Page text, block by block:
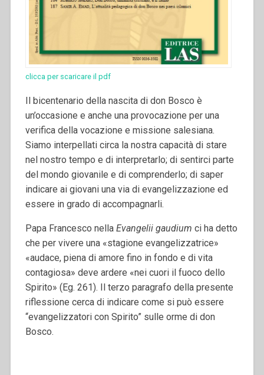
clicca per scaricare il pdf
Il bicentenario della nascita di don Bosco è
un’occasione e anche una provocazione per una
verifica della vocazione e missione salesiana.
Siamo interpellati circa la nostra capacità di stare
nel nostro tempo e di interpretarlo; di sentirci parte
del mondo giovanile e di comprenderlo; di saper
indicare ai giovani una via di evangelizzazione ed
essere in grado di accompagnarli.
Papa Francesco nella Evangelii gaudium ci ha detto
che per vivere una «stagione evangelizzatrice»
«audace, piena di amore fino in fondo e di vita
contagiosa» deve ardere «nei cuori il fuoco dello
Spirito» (Eg. 261). Il terzo paragrafo della presente
riflessione cerca di indicare come si può essere
“evangelizzatori con Spirito” sulle orme di don
Bosco.